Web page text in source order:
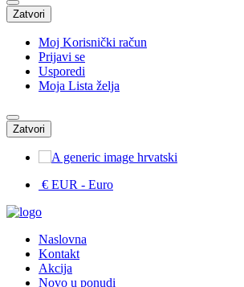
Zatvori
Moj Korisnički račun
Prijavi se
Usporedi
Moja Lista želja
Zatvori
hrvatski
€ EUR - Euro
Naslovna
Kontakt
Akcija
Novo u ponudi